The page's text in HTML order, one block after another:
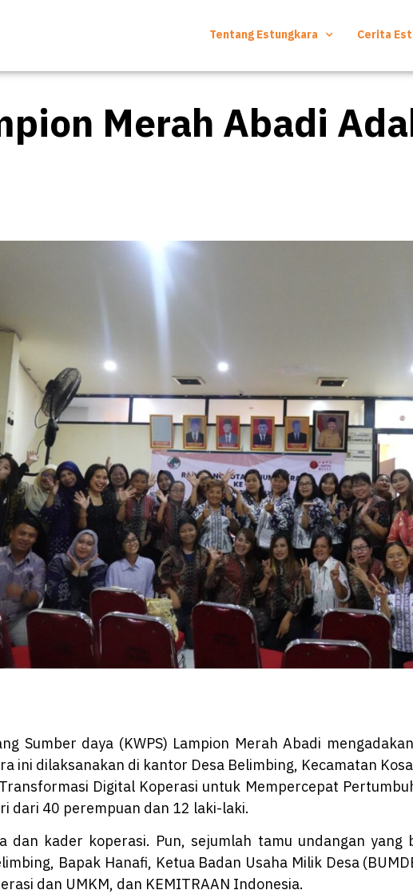
Tentang Estungkara Cerita
Merah Abadi
Sumber daya (KWPS) Lampion Merah Abadi
ini dilaksanakan di kantor Desa Belimbing, Kecamatan
Digital Koperasi untuk Mempercepat
dari 40 perempuan dan 12 laki-laki.
dan kader koperasi. Pun, sejumlah tamu undangan
Bapak Hanafi, Ketua Badan Usaha Milik Desa
dan UMKM, dan KEMITRAAN Indonesia.